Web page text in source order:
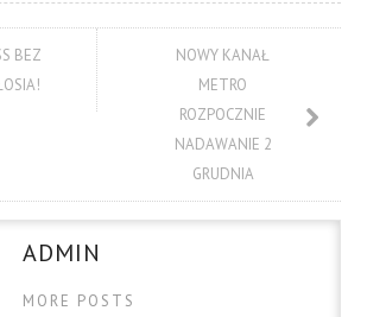
BEZ
NOWY KANAŁ
METRO
ROZPOCZNIE
NADAWANIE 2
GRUDNIA
ADMIN
MORE POSTS